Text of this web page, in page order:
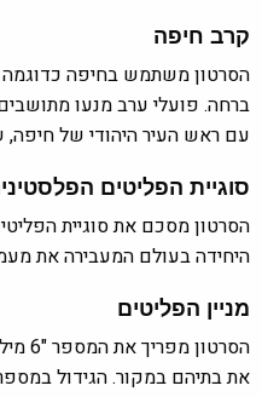
קרב חיפה
הסרטון משתמש בחיפה כדוגמה
ברחה. פועלי ערב מנעו
עם ראש העיר היהודי של
סוגיית הפליטים
הסרטון מסכם את סוגיית
היחידה בעולם המעבירה את
מניין הפליטים
את בתיהם במקור. הגידול